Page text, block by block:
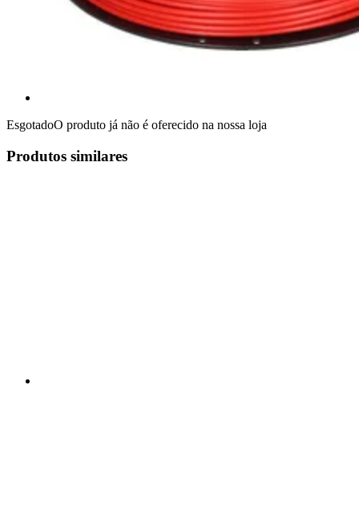
EsgotadoO produto já não é oferecido na nossa loja
Produtos similares